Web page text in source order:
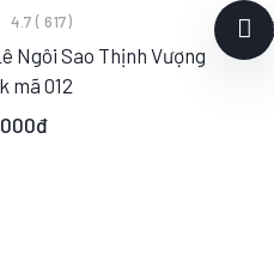
TIẾT
M L
4.7 ( 617)
Ngôi Sao Thịnh Vượng
mã 012